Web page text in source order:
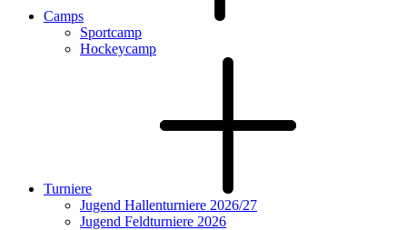
Camps
Sportcamp
Hockeycamp
Turniere
Jugend Hallenturniere 2026/27
Jugend Feldturniere 2026